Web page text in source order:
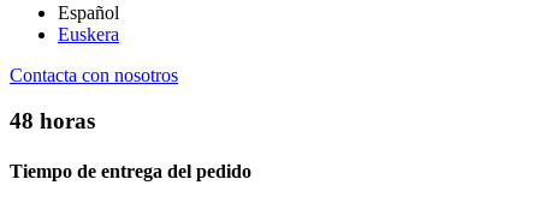
Español
Euskera
Contacta con nosotros
48 horas
Tiempo de entrega del pedido